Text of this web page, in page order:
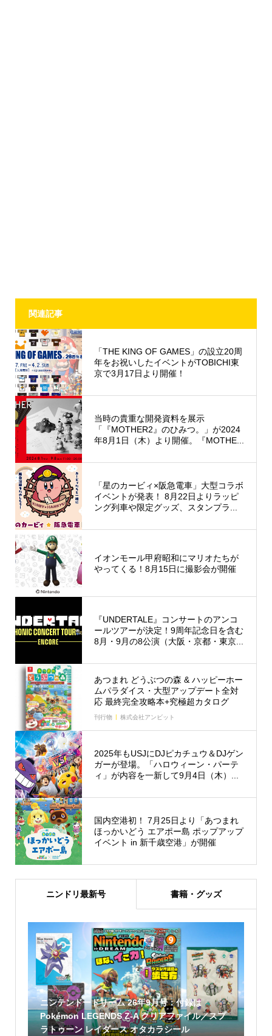
関連記事
「THE KING OF GAMES」の設立20周
年をお祝いしたイベントがTOBICHI東
京で3月17日より開催！
当時の貴重な開発資料を展示
「『MOTHER2』のひみつ。」が2024
年8月1日（木）より開催。『MOTHE...
「星のカービィ×阪急電車」大型コラボ
イベントが発表！ 8月22日よりラッピ
ング列車や限定グッズ、スタンプラ...
イオンモール甲府昭和にマリオたちが
やってくる！8月15日に撮影会が開催
『UNDERTALE』コンサートのアンコ
ールツアーが決定！9周年記念日を含む
8月・9月の8公演（大阪・京都・東京...
あつまれ どうぶつの森 & ハッピーホー
ムパラダイス・大型アップデート全対
応 最終完全攻略本+究極超カタログ
刊行物 株式会社アンビット
2025年もUSJにDJピカチュウ＆DJゲン
ガーが登場。「ハロウィーン・パーテ
ィ」が内容を一新して9月4日（木）...
国内空港初！ 7月25日より「あつまれ
ほっかいどう エアポー島 ポップアップ
イベント in 新千歳空港」が開催
ニンドリ最新号 書籍・グッズ
ニンテンドードリーム 26年9月号：付録は
Pokémon LEGENDS Z-A クリアファイル／スプ
ラトゥーン レイダース オタカラシール